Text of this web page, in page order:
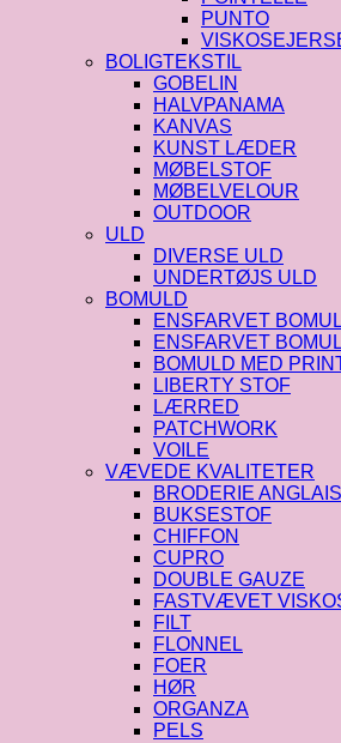
PUNTO
BOLIGTEKSTIL
GOBELIN
HALVPANAMA
KANVAS
KUNST LÆDER
MØBELSTOF
MØBELVELOUR
OUTDOOR
ULD
DIVERSE ULD
UNDERTØJS ULD
BOMULD
ENSFARVET
ENSFARVET
BOMULD MED
LIBERTY STOF
LÆRRED
PATCHWORK
VOILE
VÆVEDE KVALITETER
BRODERIE
BUKSESTOF
CHIFFON
CUPRO
DOUBLE GAUZE
FASTVÆVET
FILT
FLONNEL
FOER
HØR
ORGANZA
PELS